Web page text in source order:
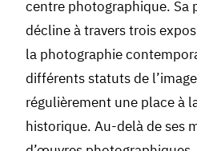
centre photographique. Sa
décline à travers trois
la photographie
différents statuts de
régulièrement une place à
historique. Au-delà de ses